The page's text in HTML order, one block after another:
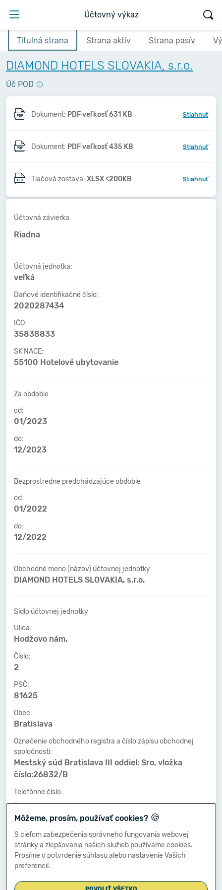
Účtovný výkaz
Titulná strana Strana aktív Strana pasív
DIAMOND HOTELS SLOVAKIA, s.r.o.
Úč POD
Dokument: PDF veľkosť 631 KB Stiahnuť
Dokument: PDF veľkosť 435 KB Stiahnuť
Tlačová zostava: XLSX <200KB Stiahnuť
Účtovná závierka
Riadna
Účtovná jednotka:
veľká
Daňové identifikačné číslo:
2020287434
IČO:
35838833
SK NACE:
55100 Hotelové ubytovanie
Za obdobie
od:
01/2023
do:
12/2023
Bezprostredne predchádzajúce obdobie
od:
01/2022
do:
12/2022
Obchodné meno (názov) účtovnej jednotky:
DIAMOND HOTELS SLOVAKIA, s.r.o.
Sídlo účtovnej jednotky
Ulica:
Hodžovo nám.
Číslo:
2
PSČ:
81625
Obec:
Bratislava
Označenie obchodného registra a číslo zápisu obchodnej
spoločnosti:
Mestský súd Bratislava III oddiel: Sro, vložka
číslo:26832/B
Telefónne číslo:
-
Faxové číslo:
-
E-mailová adresa:
-
Môžeme, prosím, používať cookies? 🍪
S cieľom zabezpečenia správneho fungovania webovej
stránky a zlepšovania našich služieb používame cookies.
Prosíme o potvrdenie súhlasu alebo nastavenie Vašich
preferencií.